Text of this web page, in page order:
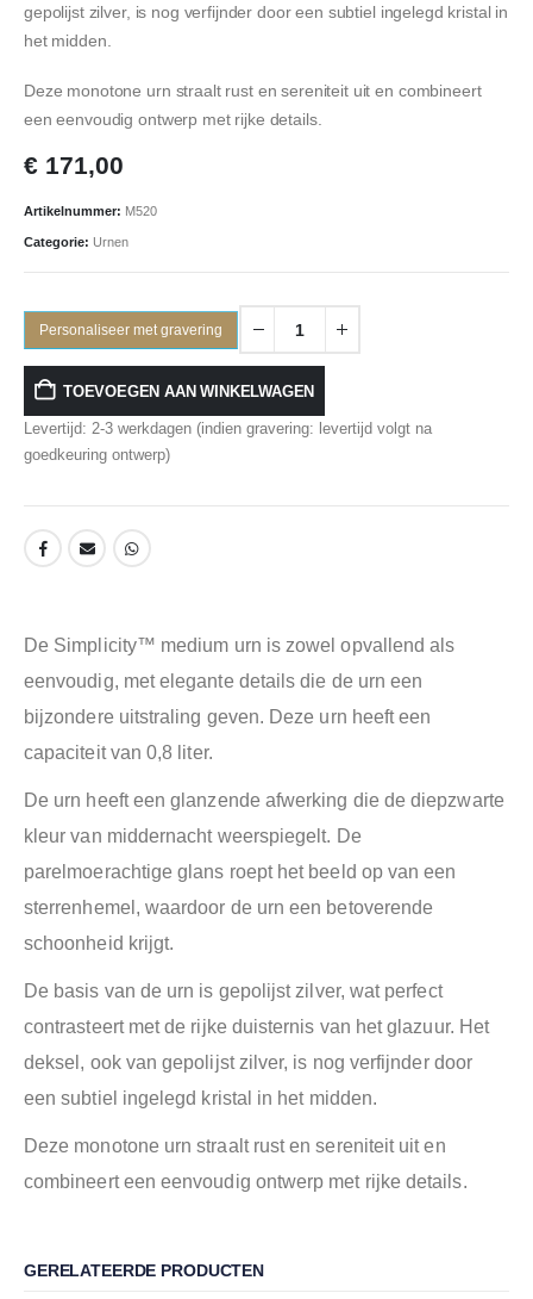
gepolijst zilver, is nog verfijnder door een subtiel ingelegd kristal in
het midden.
Deze monotone urn straalt rust en sereniteit uit en combineert
een eenvoudig ontwerp met rijke details.
€ 171,00
Artikelnummer: M520
Categorie: Urnen
Personaliseer met gravering
TOEVOEGEN AAN WINKELWAGEN
Levertijd: 2-3 werkdagen (indien gravering: levertijd volgt na
goedkeuring ontwerp)
De Simplicity™ medium urn is zowel opvallend als
eenvoudig, met elegante details die de urn een
bijzondere uitstraling geven. Deze urn heeft een
capaciteit van 0,8 liter.
De urn heeft een glanzende afwerking die de diepzwarte
kleur van middernacht weerspiegelt. De
parelmoerachtige glans roept het beeld op van een
sterrenhemel, waardoor de urn een betoverende
schoonheid krijgt.
De basis van de urn is gepolijst zilver, wat perfect
contrasteert met de rijke duisternis van het glazuur. Het
deksel, ook van gepolijst zilver, is nog verfijnder door
een subtiel ingelegd kristal in het midden.
Deze monotone urn straalt rust en sereniteit uit en
combineert een eenvoudig ontwerp met rijke details.
GERELATEERDE PRODUCTEN